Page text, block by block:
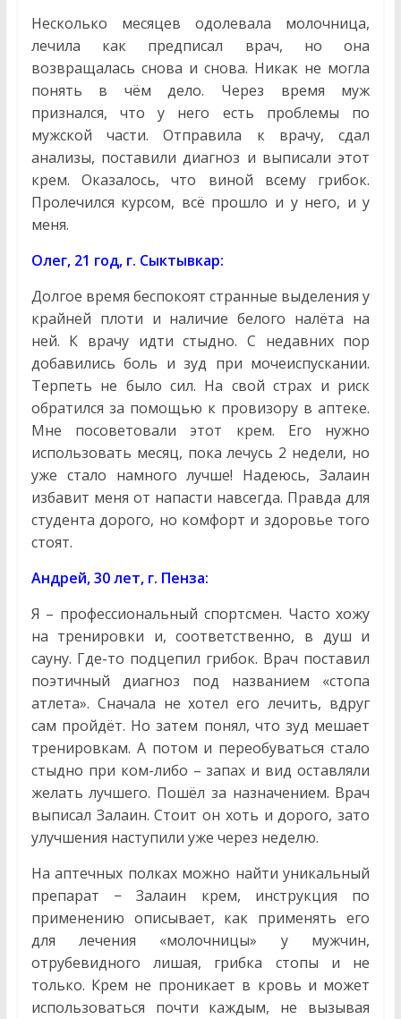
Несколько месяцев одолевала молочница,
лечила как предписал врач, но она
возвращалась снова и снова. Никак не могла
понять в чём дело. Через время муж
признался, что у него есть проблемы по
мужской части. Отправила к врачу, сдал
анализы, поставили диагноз и выписали этот
крем. Оказалось, что виной всему грибок.
Пролечился курсом, всё прошло и у него, и у
меня.
Олег, 21 год, г. Сыктывкар:
Долгое время беспокоят странные выделения у
крайней плоти и наличие белого налёта на
ней. К врачу идти стыдно. С недавних пор
добавились боль и зуд при мочеиспускании.
Терпеть не было сил. На свой страх и риск
обратился за помощью к провизору в аптеке.
Мне посоветовали этот крем. Его нужно
использовать месяц, пока лечусь 2 недели, но
уже стало намного лучше! Надеюсь, Залаин
избавит меня от напасти навсегда. Правда для
студента дорого, но комфорт и здоровье того
стоят.
Андрей, 30 лет, г. Пенза:
Я – профессиональный спортсмен. Часто хожу
на тренировки и, соответственно, в душ и
сауну. Где-то подцепил грибок. Врач поставил
поэтичный диагноз под названием «стопа
атлета». Сначала не хотел его лечить, вдруг
сам пройдёт. Но затем понял, что зуд мешает
тренировкам. А потом и переобуваться стало
стыдно при ком-либо – запах и вид оставляли
желать лучшего. Пошёл за назначением. Врач
выписал Залаин. Стоит он хоть и дорого, зато
улучшения наступили уже через неделю.
На аптечных полках можно найти уникальный
препарат − Залаин крем, инструкция по
применению описывает, как применять его
для лечения «молочницы» у мужчин,
отрубевидного лишая, грибка стопы и не
только. Крем не проникает в кровь и может
использоваться почти каждым, не вызывая